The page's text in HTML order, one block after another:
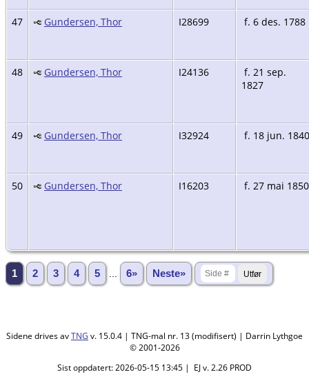
47 Gundersen, Thor I28699 f. 6 des. 1788
48 Gundersen, Thor I24136
f. 21 sep.
1827
49 Gundersen, Thor I32924 f. 18 jun. 1840
50 Gundersen, Thor I16203 f. 27 mai 1850
1 2 3 4 5 6» Neste»
Sidene drives avTNG v. 15.0.4 | TNG-mal nr. 13 (modifisert) | Darrin Lythgoe
© 2001-2026
Sist oppdatert: 2026-05-15 13:45 | EJ v. 2.26 PROD